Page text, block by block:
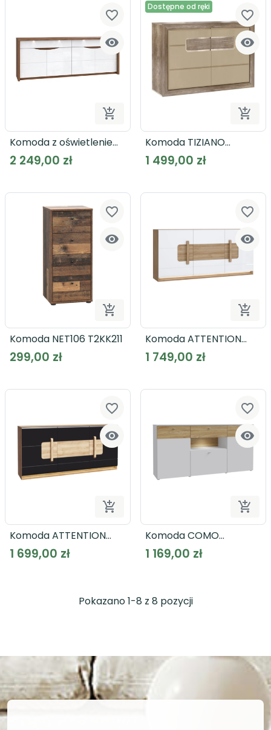


Dodaj do koszyka
favorite_border
Komoda z oświetleniem
SAINT TROPEZ STZK241B
szeroka
2 249,00 zł
Dostępne od ręki


favorite_border
Komoda TIZIANO
TZK22B
1 499,00 zł


Dodaj do koszyka
favorite_border
Komoda NET106 T2KK211
299,00 zł


favorite_border
Komoda ATTENTION
ATNK231B
1 749,00 zł


Dodaj do koszyka
favorite_border
Komoda ATTENTION
ATNK231B
1 699,00 zł


favorite_border
Komoda COMO
COMK233BT
1 169,00 zł
Pokazano 1-8 z 8 pozycji